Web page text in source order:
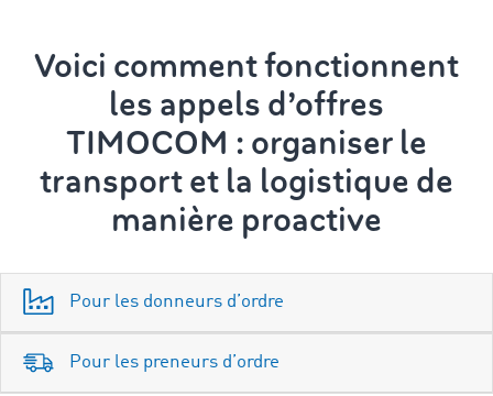
Voici comment fonctionnent
les appels d’offres
TIMOCOM : organiser le
transport et la logistique de
manière proactive
Pour les donneurs d’ordre
Pour les preneurs d’ordre